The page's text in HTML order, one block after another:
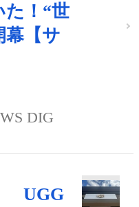
た！“世
幕【サ
DIG
UGG